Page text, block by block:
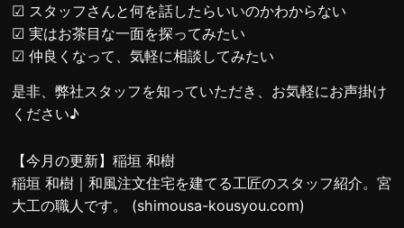
☑ スタッフさんと何を話したらいいのかわからない
☑ 実はお茶目な一面を探ってみたい
☑ 仲良くなって、気軽に相談してみたい
是非、弊社スタッフを知っていただき、お気軽にお声掛け
ください♪
【今月の更新】稲垣 和樹
稲垣 和樹｜和風注文住宅を建てる工匠のスタッフ紹介。宮
大工の職人です。 (shimousa-kousyou.com)